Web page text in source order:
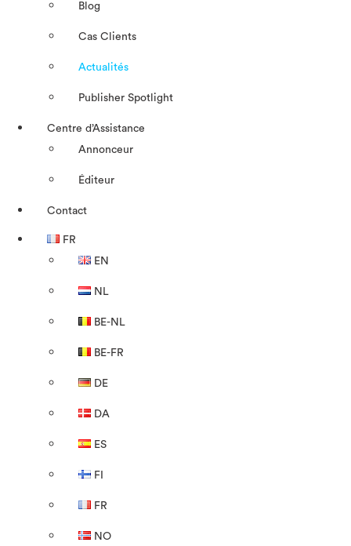
Blog
Cas Clients
Actualités
Publisher Spotlight
Centre d’Assistance
Annonceur
Éditeur
Contact
FR
EN
NL
BE-NL
BE-FR
DE
DA
ES
FI
FR
NO